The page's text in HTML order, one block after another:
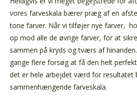
vores farveskala bærer præg af en
tone farver. Når vi tilføjer nye farver,
op mod alle de øvrige farver, for at
sammen på kryds og tværs af
gange flere forsøg at få den helt
det er hele arbejdet værd for resultatet
sammenhængende farveskala.